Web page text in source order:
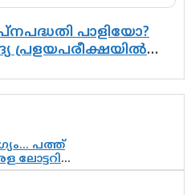
പാളിയോ?
പ്രളയപരീക്ഷയിൽ
പത്ത്
ലോട്ടറി
ചെയ്ത്